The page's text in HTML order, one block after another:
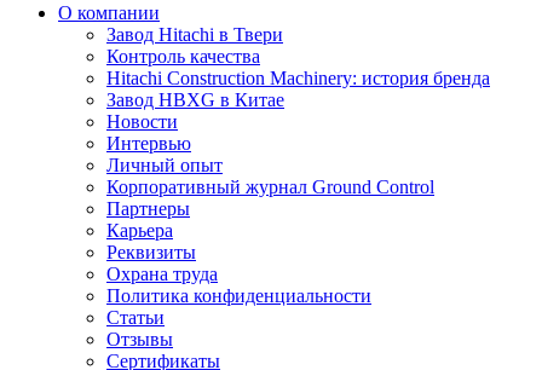
О компании
Завод Hitachi в Твери
Контроль качества
Hitachi Construction Machinery: история бренда
Завод HBXG в Китае
Новости
Интервью
Личный опыт
Корпоративный журнал Ground Control
Партнеры
Карьера
Реквизиты
Охрана труда
Политика конфиденциальности
Статьи
Отзывы
Сертификаты